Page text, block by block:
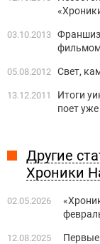
03.10.2013
05.08.2012 Свет,
13.12.2011
Итоги
поет
Другие
Хроники
02.05.2026
12.08.2025